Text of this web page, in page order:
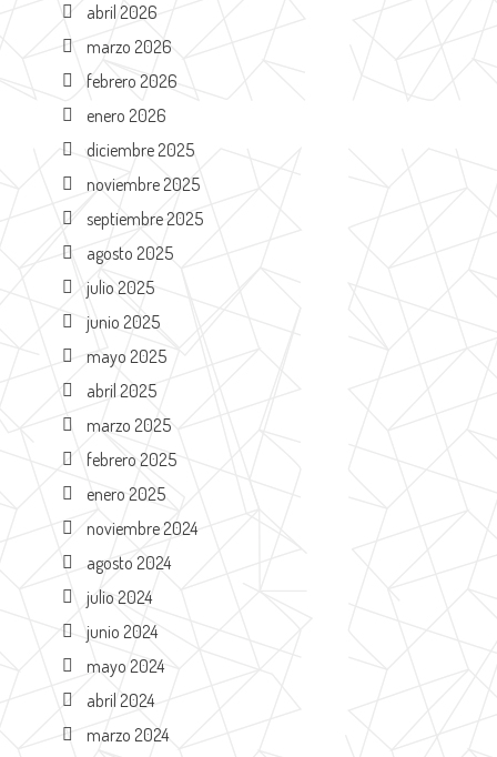
abril 2026
marzo 2026
febrero 2026
enero 2026
diciembre 2025
noviembre 2025
septiembre 2025
agosto 2025
julio 2025
junio 2025
mayo 2025
abril 2025
marzo 2025
febrero 2025
enero 2025
noviembre 2024
agosto 2024
julio 2024
junio 2024
mayo 2024
abril 2024
marzo 2024